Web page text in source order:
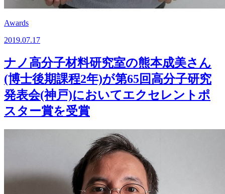
Awards
2019.07.17
ナノ高分子材料研究室の熊本成美さん
(博士後期課程2年)が第65回高分子研究
発表会(神戸)においてエクセレントポ
スター賞を受賞